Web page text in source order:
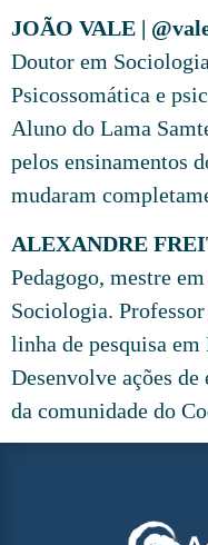
JOÃO VALE |
Doutor em
Psicossomática e
Aluno do Lama
pelos ensinamentos
mudaram
ALEXANDRE
Pedagogo, mestre
Sociologia.
linha de pesquisa
Desenvolve ações
da comunidade do